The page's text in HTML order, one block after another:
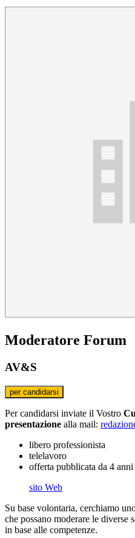
Moderatore Forum
AV&S
Per candidarsi inviate il Vostro
presentazione alla mail:
libero professionista
telelavoro
offerta pubblicata da 4 anni
sito Web
Su base volontaria, cerchiamo
che possano moderare le diverse
in base alle competenze.